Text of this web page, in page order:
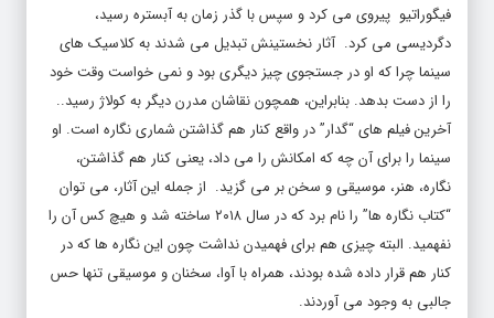
فیگوراتیو پیروی می کرد و سپس با گذر زمان به آبستره رسید،
دگردیسی می کرد. آثار نخستینش تبدیل می شدند به کلاسیک های
سینما چرا که او در جستجوی چیز دیگری بود و نمی خواست وقت خود
را از دست بدهد. بنابراین، همچون نقاشان مدرن دیگر به کولاژ رسید..
آخرین فیلم های “گدار” در واقع کنار هم گذاشتن شماری نگاره است. او
سینما را برای آن چه که امکانش را می داد، یعنی کنار هم گذاشتن،
نگاره، هنر، موسیقی و سخن بر می گزید. از جمله این آثار، می توان
“کتاب نگاره ها” را نام برد که در سال ۲۰۱۸ ساخته شد و هیچ کس آن را
نفهمید. البته چیزی هم برای فهمیدن نداشت چون این نگاره ها که در
کنار هم قرار داده شده بودند، همراه با آوا، سخنان و موسیقی تنها حس
جالبی به وجود می آوردند.